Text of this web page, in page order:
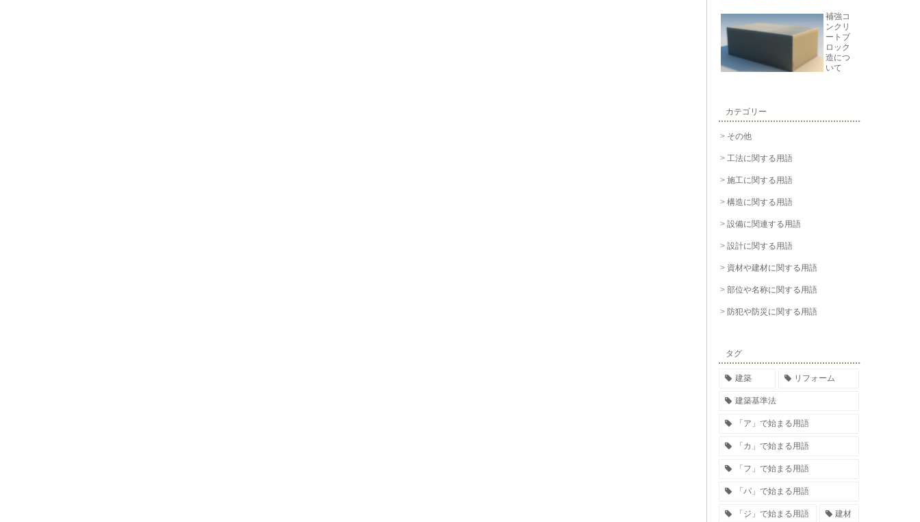
補強コ
ンクリ
ートブ
ロック
造につ
いて
カテゴリー
その他
工法に関する用語
施工に関する用語
構造に関する用語
設備に関連する用語
設計に関する用語
資材や建材に関する用語
部位や名称に関する用語
防犯や防災に関する用語
タグ
建築 リフォーム
建築基準法
「ア」で始まる用語
「カ」で始まる用語
「フ」で始まる用語
「パ」で始まる用語
「ジ」で始まる用語 建材